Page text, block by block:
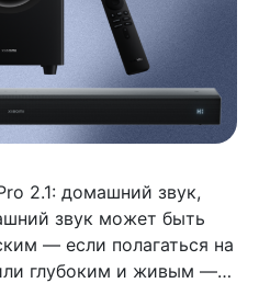
2.1: домашний звук,
звук может быть
— если полагаться на
глубоким и живым —